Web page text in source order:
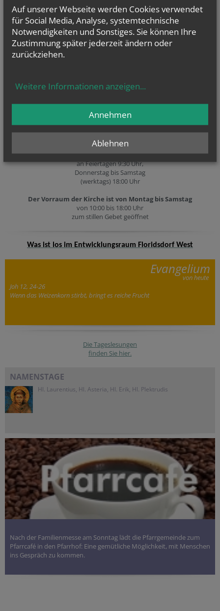
LINKS
GOTTESDIENSTE
Sonntag, 8:00 Uhr (Frühmesse),
9:30 Uhr (Familienmesse),
an Feiertagen 9:30 Uhr,
Donnerstag bis Samstag
(werktags) 18:00 Uhr
Der Vorraum der Kirche ist von Montag bis Samstag
von 10:00 bis 18:00 Uhr
zum stillen Gebet geöffnet
Was ist los im Entwicklungsraum Floridsdorf West
Evangelium
von heute
Joh 12, 24-26
Wenn das Weizenkorn stirbt, bringt es reiche Frucht
Die Tageslesungen
finden Sie hier.
NAMENSTAGE
Hl. Laurentius, Hl. Asteria, Hl. Erik, Hl. Plektrudis
Nach der Familienmesse am Sonntag lädt die Pfarrgemeinde zum
Pfarrcafé in den Pfarrhof: Eine gemütliche Möglichkeit, mit Menschen
ins Gespräch zu kommen.
Auf unserer Webseite werden Cookies verwendet
für Social Media, Analyse, systemtechnische
Notwendigkeiten und Sonstiges. Sie können Ihre
Zustimmung später jederzeit ändern oder
zurückziehen.
Weitere Informationen anzeigen...
Ablehnen
Annehmen